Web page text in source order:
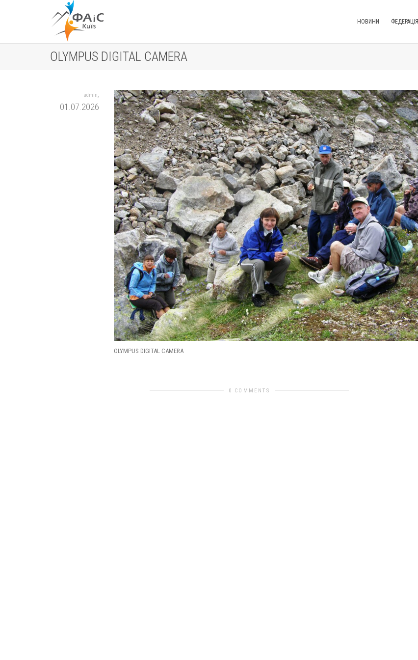
НОВИНИ ФЕДЕРАЦІЯ
OLYMPUS DIGITAL CAMERA
admin,
01.07.2026
OLYMPUS DIGITAL CAMERA
0 COMMENTS